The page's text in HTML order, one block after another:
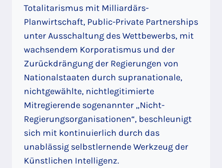
Totalitarismus mit Milliardärs-
Planwirtschaft, Public-Private Partnerships
unter Ausschaltung des Wettbewerbs, mit
wachsendem Korporatismus und der
Zurückdrängung der Regierungen von
Nationalstaaten durch supranationale,
nichtgewählte, nichtlegitimierte
Mitregierende sogenannter „Nicht-
Regierungsorganisationen“, beschleunigt
sich mit kontinuierlich durch das
unablässig selbstlernende Werkzeug der
Künstlichen Intelligenz.